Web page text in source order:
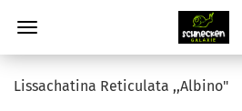
Lissachatina Reticulata ,,Albino"